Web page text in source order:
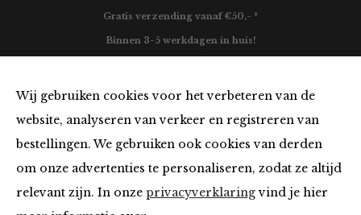
Wij gebruiken cookies voor het verbeteren van de
website, analyseren van verkeer en registreren van
bestellingen. We gebruiken ook cookies van derden
om onze advertenties te personaliseren, zodat ze altijd
relevant zijn. In onze privacyverklaringvind je hier
Gratis verzending vanaf €50,- *
Binnen 3-5 werkdagen in huis!
Tops en Blouses van Notre